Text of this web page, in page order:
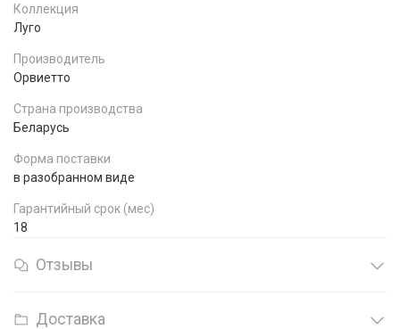
Коллекция
Луго
Производитель
Орвиетто
Страна производства
Беларусь
Форма поставки
в разобранном виде
Гарантийный срок (мес)
18
Отзывы
Доставка